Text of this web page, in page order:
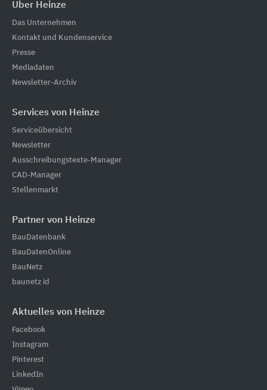
Über Heinze
Das Unternehmen
Kontakt und Kundenservice
Presse
Mediadaten
Newsletter-Archiv
Services von Heinze
Serviceübersicht
Newsletter
Ausschreibungstexte-Manager
CAD-Manager
Stellenmarkt
Partner von Heinze
BauDatenbank
BauDatenOnline
BauNetz
baunetz id
Aktuelles von Heinze
Facebook
Instagram
Pinterest
LinkedIn